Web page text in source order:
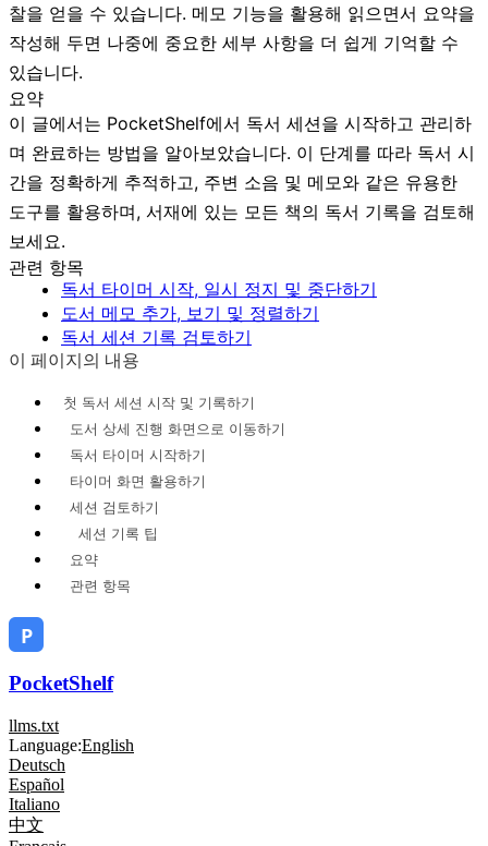
찰을 얻을 수 있습니다. 메모 기능을 활용해 읽으면서 요약을
작성해 두면 나중에 중요한 세부 사항을 더 쉽게 기억할 수
있습니다.
요약
이 글에서는 PocketShelf에서 독서 세션을 시작하고 관리하
며 완료하는 방법을 알아보았습니다. 이 단계를 따라 독서 시
간을 정확하게 추적하고, 주변 소음 및 메모와 같은 유용한
도구를 활용하며, 서재에 있는 모든 책의 독서 기록을 검토해
보세요.
관련 항목
독서 타이머 시작, 일시 정지 및 중단하기
도서 메모 추가, 보기 및 정렬하기
독서 세션 기록 검토하기
이 페이지의 내용
첫 독서 세션 시작 및 기록하기
도서 상세 진행 화면으로 이동하기
독서 타이머 시작하기
타이머 화면 활용하기
세션 검토하기
세션 기록 팁
요약
관련 항목
PocketShelf
llms.txt
Language:English
Deutsch
Español
Italiano
中文